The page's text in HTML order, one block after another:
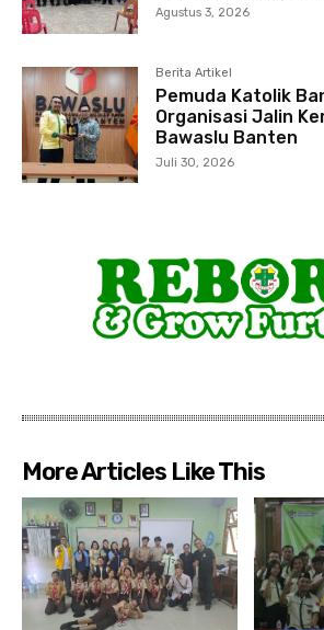
Agustus 3, 2026
Berita Artikel
Pemuda Katolik
Organisasi Jalin
Bawaslu Banten
Juli 30, 2026
More Articles Like This